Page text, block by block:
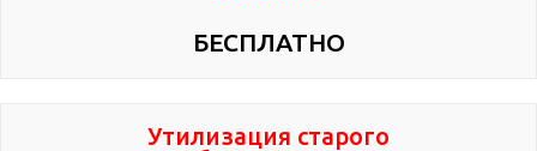
БЕСПЛАТНО
Утилизация старого